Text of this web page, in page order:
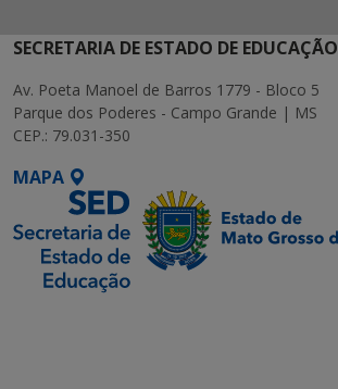
SECRETARIA DE ESTADO DE EDUCAÇÃO
Av. Poeta Manoel de Barros 1779 - Bloco 5
Parque dos Poderes - Campo Grande | MS
CEP.: 79.031-350
MAPA